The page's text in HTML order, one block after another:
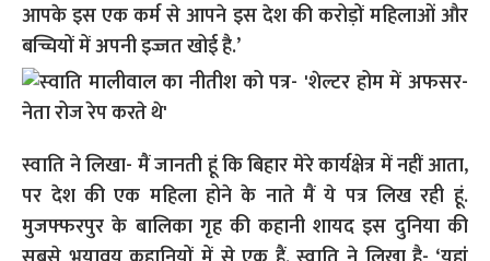
आपके इस एक कर्म से आपने इस देश की करोड़ों महिलाओं और
बच्चियों में अपनी इज्जत खोई है.’
स्वाति ने लिखा- मैं जानती हूं कि बिहार मेरे कार्यक्षेत्र में नहीं आता,
पर देश की एक महिला होने के नाते मैं ये पत्र लिख रही हूं.
मुजफ्फरपुर के बालिका गृह की कहानी शायद इस दुनिया की